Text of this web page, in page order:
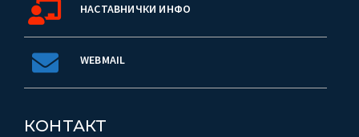
НАСТАВНИЧКИ ИНФО
WEBMAIL
КОНТАКТ